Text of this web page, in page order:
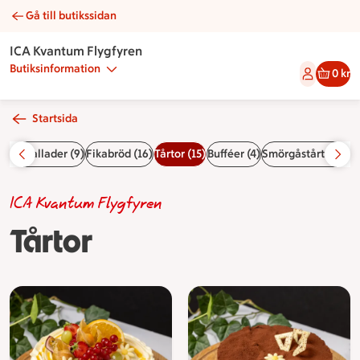
Tårtor | Catering ICA Kvantum Flygfyren
Gå till butikssidan
ICA Kvantum Flygfyren
Butiksinformation 0 kr
Startsida
sallader (9)Fikabröd (16)Tårtor (15)Bufféer (4)Smörgåstårtor (9)
Tårtor
ICA Kvantum Flygfyren